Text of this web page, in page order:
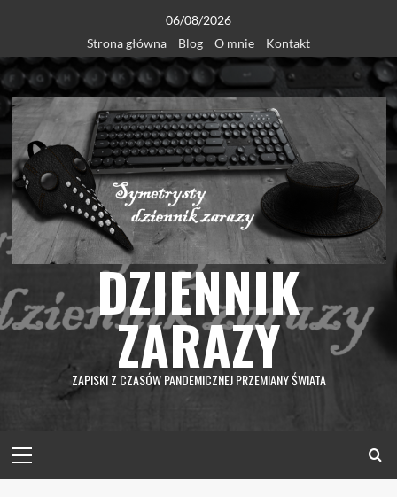
content
06/08/2026
Strona główna
Blog O mnie Kontakt
DZIENNIK
ZARAZY
ZAPISKI Z CZASÓW PANDEMICZNEJ PRZEMIANY ŚWIATA
Menu